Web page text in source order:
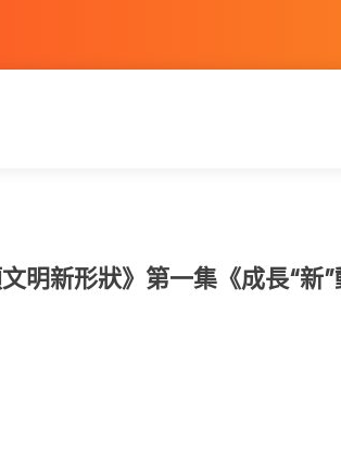
明新形狀》第一集《成長“新”